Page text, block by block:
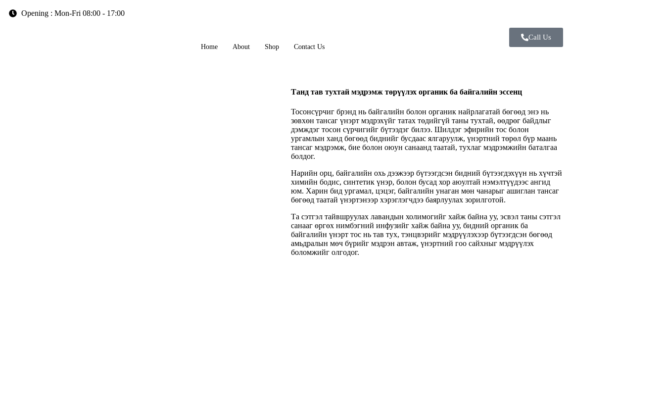
Opening : Mon-Fri 08:00 - 17:00
Home About Shop Contact Us
Call Us
Танд тав тухтай мэдрэмж төрүүлэх органик ба байгалийн эссенц
Тосонсүрчиг брэнд нь байгалийн болон органик найрлагатай бөгөөд энэ нь
зөвхөн тансаг үнэрт мэдрэхүйг татах төдийгүй таны тухтай, өөдрөг байдлыг
дэмждэг тосон сүрчигийг бүтээдэг билээ. Шилдэг эфирийн тос болон
ургамлын ханд бөгөөд биднийг бусдаас ялгаруулж, үнэртний төрөл бүр маань
тансаг мэдрэмж, бие болон оюун санаанд таатай, тухлаг мэдрэмжийн баталгаа
болдог.
Нарийн орц, байгалийн охь дээжээр бүтээгдсэн бидний бүтээгдэхүүн нь хүчтэй
химийн бодис, синтетик үнэр, болон бусад хор аюултай нэмэлтүүдээс ангид
юм. Харин бид ургамал, цэцэг, байгалийн унаган мөн чанарыг ашиглан тансаг
бөгөөд таатай үнэртэнээр хэрэглэгчдээ баярлуулах зорилготой.
Та сэтгэл тайвшруулах лавандын холимогийг хайж байна уу, эсвэл таны сэтгэл
санааг өргөх нимбэгний инфузийг хайж байна уу, бидний органик ба
байгалийн үнэрт тос нь тав тух, тэнцвэрийг мэдрүүлэхээр бүтээгдсэн бөгөөд
амьдралын мөч бүрийг мэдрэн автаж, үнэртний гоо сайхныг мэдрүүлэх
боломжийг олгодог.